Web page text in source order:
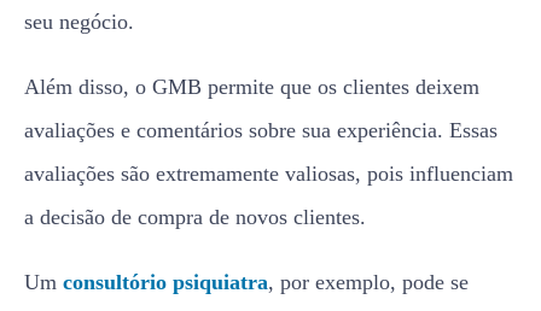
seu negócio.
Além disso, o GMB permite que os clientes deixem
avaliações e comentários sobre sua experiência. Essas
avaliações são extremamente valiosas, pois influenciam
a decisão de compra de novos clientes.
Um consultório psiquiatra, por exemplo, pode se